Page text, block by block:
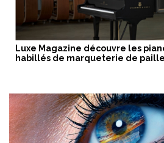
Luxe Magazine découvre les
habillés de marqueterie de paille